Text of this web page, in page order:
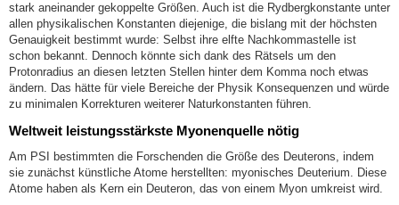
stark aneinander gekoppelte Größen. Auch ist die Rydbergkonstante unter
allen physikalischen Konstanten diejenige, die bislang mit der höchsten
Genauigkeit bestimmt wurde: Selbst ihre elfte Nachkommastelle ist
schon bekannt. Dennoch könnte sich dank des Rätsels um den
Protonradius an diesen letzten Stellen hinter dem Komma noch etwas
ändern. Das hätte für viele Bereiche der Physik Konsequenzen und würde
zu minimalen Korrekturen weiterer Naturkonstanten führen.
Weltweit leistungsstärkste Myonenquelle nötig
Am PSI bestimmten die Forschenden die Größe des Deuterons, indem
sie zunächst künstliche Atome herstellten: myonisches Deuterium. Diese
Atome haben als Kern ein Deuteron, das von einem Myon umkreist wird.